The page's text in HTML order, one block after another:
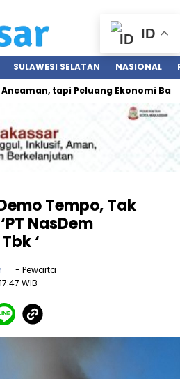
SULAWESI SELATAN NASIONAL
tapi Peluang Ekonomi Baru
Tempo, Tak
NasDem
‘
- Pewarta
WIB
ID